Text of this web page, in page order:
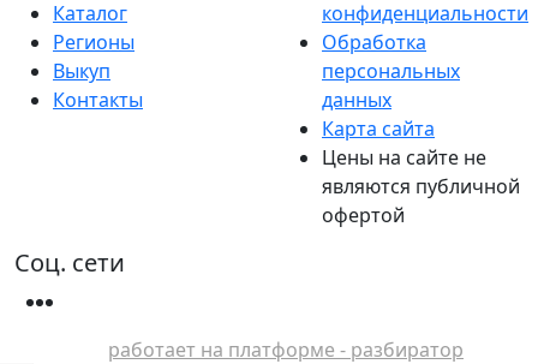
Каталог
Регионы
Выкуп
Контакты
конфиденциальности
Обработка
персональных
данных
Карта сайта
Цены на сайте не
являются публичной
офертой
Соц. сети
работает на платформе - разбиратор